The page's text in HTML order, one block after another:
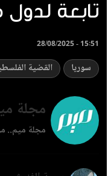
تابعة
28/08/2025 - 15:51
سوريا القضية
مجلة
مجلة ميم..